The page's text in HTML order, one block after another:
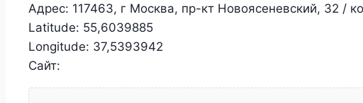
Адрес: 117463, г Москва, пр-кт Новоясеневский, 32 /
Latitude: 55,6039885
Longitude: 37,5393942
Сайт: